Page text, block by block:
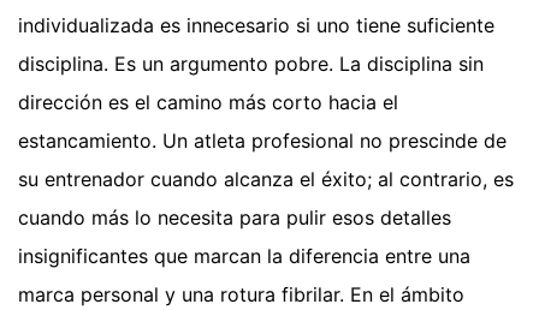
individualizada es innecesario si uno tiene suficiente
disciplina. Es un argumento pobre. La disciplina sin
dirección es el camino más corto hacia el
estancamiento. Un atleta profesional no prescinde de
su entrenador cuando alcanza el éxito; al contrario, es
cuando más lo necesita para pulir esos detalles
insignificantes que marcan la diferencia entre una
marca personal y una rotura fibrilar. En el ámbito